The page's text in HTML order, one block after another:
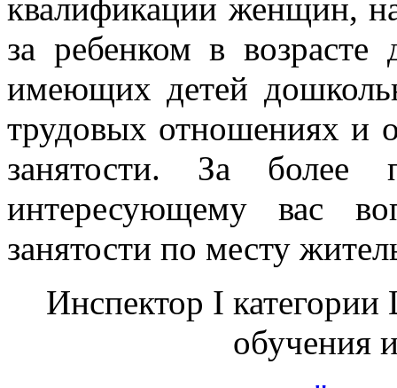
квалификации женщин,
за ребенком в
имеющих детей
трудовых отношениях и
занятости. За более
интересующему вас
занятости по месту
Инспектор I
обучения